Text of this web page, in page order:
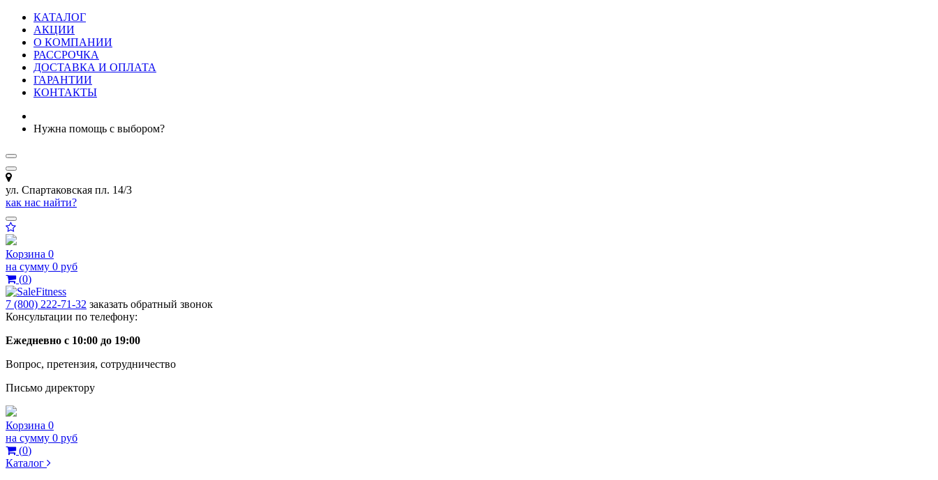
КАТАЛОГ
АКЦИИ
О КОМПАНИИ
РАССРОЧКА
ДОСТАВКА И ОПЛАТА
ГАРАНТИИ
КОНТАКТЫ
Нужна помощь с выбором?
ул. Спартаковская пл. 14/3
как нас найти?
Корзина 0
на сумму 0 руб
(0)
7 (800) 222-71-32 заказать обратный звонок
Консультации по телефону:
Ежедневно с 10:00 до 19:00
Вопрос, претензия, сотрудничество
Письмо директору
Корзина 0
на сумму 0 руб
(0)
Каталог